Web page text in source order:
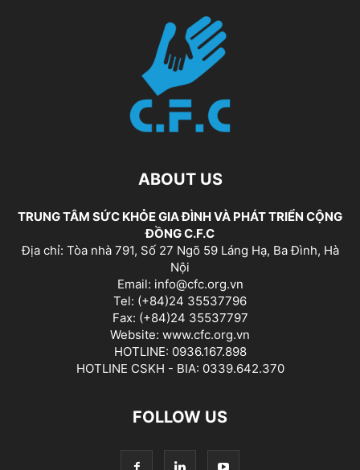
ABOUT US
TRUNG TÂM SỨC KHỎE GIA ĐÌNH VÀ PHÁT TRIỂN CỘNG
ĐỒNG C.F.C
Địa chỉ: Tòa nhà 791, Số 27 Ngõ 59 Láng Hạ, Ba Đình, Hà
Nội
Email: info@cfc.org.vn
Tel: (+84)24 35537796
Fax: (+84)24 35537797
Website: www.cfc.org.vn
HOTLINE: 0936.167.898
HOTLINE CSKH - BIA: 0339.642.370
FOLLOW US